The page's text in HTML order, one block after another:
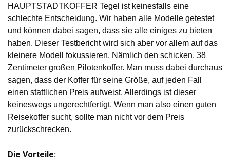
HAUPTSTADTKOFFER Tegel ist keinesfalls eine
schlechte Entscheidung. Wir haben alle Modelle getestet
und können dabei sagen, dass sie alle einiges zu bieten
haben. Dieser Testbericht wird sich aber vor allem auf das
kleinere Modell fokussieren. Nämlich den schicken, 38
Zentimeter großen Pilotenkoffer. Man muss dabei durchaus
sagen, dass der Koffer für seine Größe, auf jeden Fall
einen stattlichen Preis aufweist. Allerdings ist dieser
keineswegs ungerechtfertigt. Wenn man also einen guten
Reisekoffer sucht, sollte man nicht vor dem Preis
zurückschrecken.
Die Vorteile: